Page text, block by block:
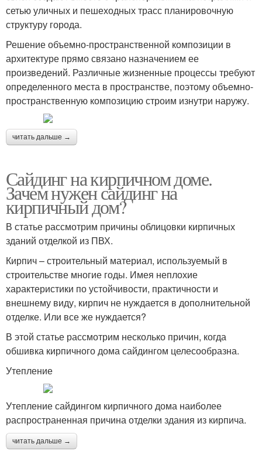
сетью уличных и пешеходных трасс планировочную
структуру города.
Решение объемно-пространственной композиции в
архитектуре прямо связано назначением ее
произведений. Различные жизненные процессы требуют
определенного места в пространстве, поэтому объемно-
пространственную композицию строим изнутри наружу.
читать дальше →
Сайдинг на кирпичном доме.
Зачем нужен сайдинг на
кирпичный дом?
В статье рассмотрим причины облицовки кирпичных
зданий отделкой из ПВХ.
Кирпич – строительный материал, используемый в
строительстве многие годы. Имея неплохие
характеристики по устойчивости, практичности и
внешнему виду, кирпич не нуждается в дополнительной
отделке. Или все же нуждается?
В этой статье рассмотрим несколько причин, когда
обшивка кирпичного дома сайдингом целесообразна.
Утепление
Утепление сайдингом кирпичного дома наиболее
распространенная причина отделки здания из кирпича.
читать дальше →